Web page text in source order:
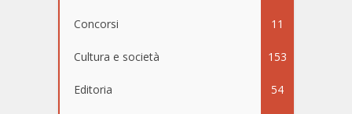
Concorsi 11
Cultura e società 153
Editoria 54